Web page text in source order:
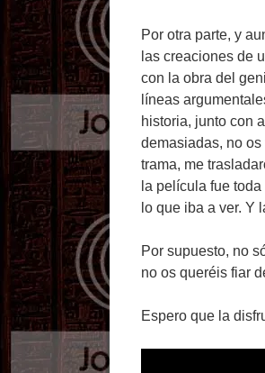
Por otra parte, y
las creaciones de
con la obra del
líneas
historia, junto con
demasiadas, no
trama, me
la película fue
lo que iba a ver. Y
Por supuesto, no
no os queréis fiar
Espero que la